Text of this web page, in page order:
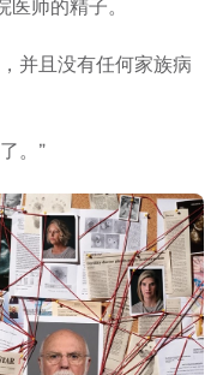
师的精子。
并且没有任何家族病
。”